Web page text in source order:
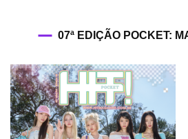
07ª EDIÇÃO POCKET: